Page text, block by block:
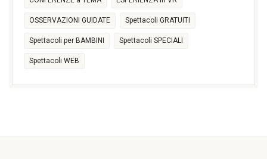
OSSERVAZIONI GUIDATE Spettacoli GRATUITI
Spettacoli per BAMBINI Spettacoli SPECIALI
Spettacoli WEB